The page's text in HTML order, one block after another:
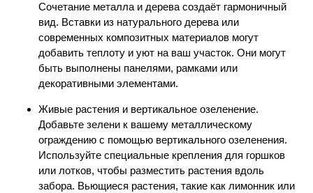
Сочетание металла и дерева создаёт гармоничный
вид. Вставки из натурального дерева или
современных композитных материалов могут
добавить теплоту и уют на ваш участок. Они могут
быть выполнены панелями, рамками или
декоративными элементами.
Живые растения и вертикальное озеленение.
Добавьте зелени к вашему металлическому
ограждению с помощью вертикального озеленения.
Используйте специальные крепления для горшков
или лотков, чтобы разместить растения вдоль
забора. Вьющиеся растения, такие как лимонник или